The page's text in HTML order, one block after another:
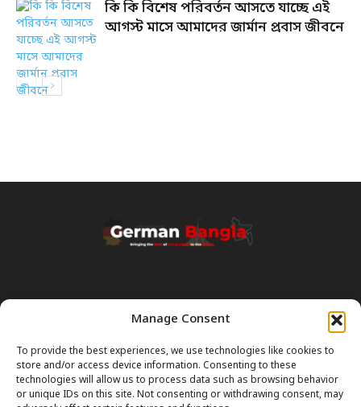
Manage Consent
To provide the best experiences, we use technologies like cookies to
store and/or access device information. Consenting to these
technologies will allow us to process data such as browsing behavior
or unique IDs on this site. Not consenting or withdrawing consent, may
কি কি বিশেষ পরিবর্তন আসতে যাচ্ছে এই
আগস্ট মাসে আমাদের জার্মান প্রবাস জীবনে
Transparency & Disclaimer:
Some content and images on this site are generated with the
assistance of Artificial Intelligence (AI). While we strive for accuracy, AI
can occasionally produce incorrect or outdated information.